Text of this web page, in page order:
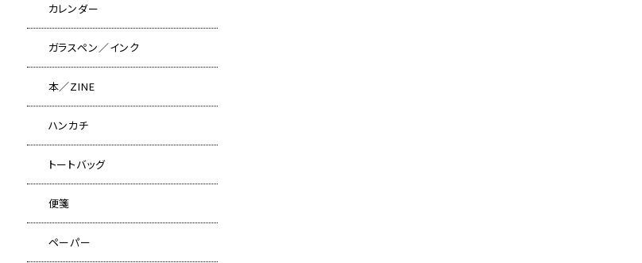
カレンダー
ガラスペン／インク
本／ZINE
ハンカチ
トートバッグ
便箋
ペーパー